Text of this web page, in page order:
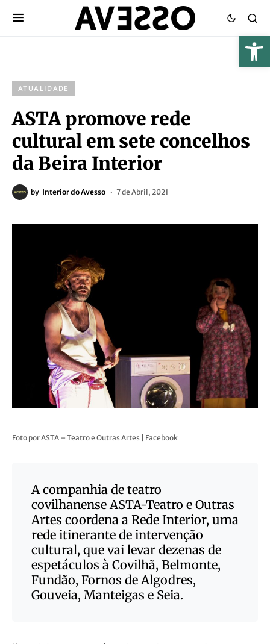
ATUALIDADE
ASTA promove rede
cultural em sete concelhos
da Beira Interior
by Interior do Avesso 7 de Abril, 2021
Foto por ASTA – Teatro e Outras Artes | Facebook
A companhia de teatro
covilhanense ASTA-Teatro e Outras
Artes coordena a Rede Interior, uma
rede itinerante de intervenção
cultural, que vai levar dezenas de
espetáculos à Covilhã, Belmonte,
Fundão, Fornos de Algodres,
Gouveia, Manteigas e Seia.